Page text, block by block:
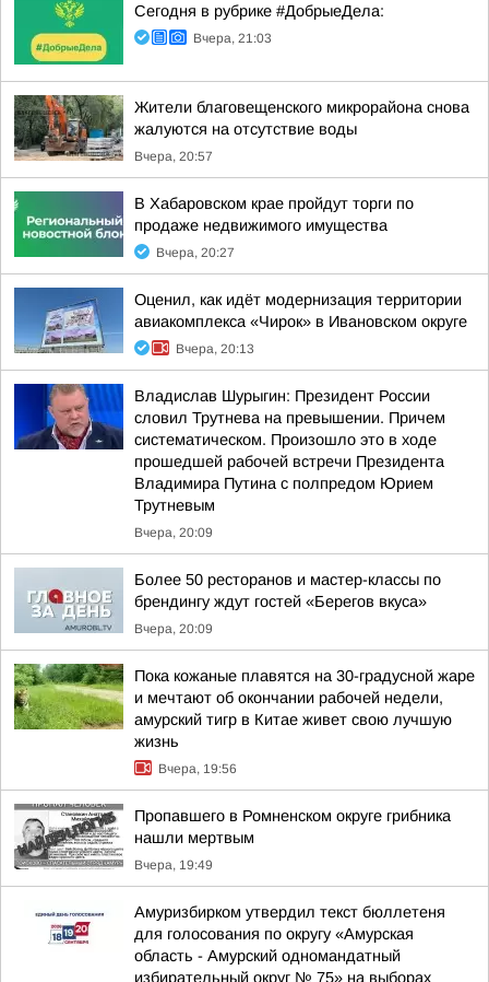
Сегодня в рубрике #ДобрыеДела:
Вчера, 21:03
Жители благовещенского микрорайона снова
жалуются на отсутствие воды
Вчера, 20:57
В Хабаровском крае пройдут торги по
продаже недвижимого имущества
Вчера, 20:27
Оценил, как идёт модернизация территории
авиакомплекса «Чирок» в Ивановском округе
Вчера, 20:13
Владислав Шурыгин: Президент России
словил Трутнева на превышении. Причем
систематическом. Произошло это в ходе
прошедшей рабочей встречи Президента
Владимира Путина с полпредом Юрием
Трутневым
Вчера, 20:09
Более 50 ресторанов и мастер-классы по
брендингу ждут гостей «Берегов вкуса»
Вчера, 20:09
Пока кожаные плавятся на 30-градусной жаре
и мечтают об окончании рабочей недели,
амурский тигр в Китае живет свою лучшую
жизнь
Вчера, 19:56
Пропавшего в Ромненском округе грибника
нашли мертвым
Вчера, 19:49
Амуризбирком утвердил текст бюллетеня
для голосования по округу «Амурская
область - Амурский одномандатный
избирательный округ № 75» на выборах